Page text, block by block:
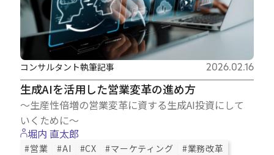
生成AIを活用した営業変革の進め方
～生産性倍増の営業変革に資する生成AI投資にして
いくために～
コンサルタント執筆記事 2026.02.16
堀内 直太郎
#営業 #AI #CX #マーケティング
#業務改革